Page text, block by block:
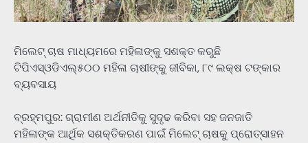
ମିଲେଟ୍ ଚାଷ ମାଧ୍ୟମରେ ମହିଳାଙ୍କୁ ସଶକ୍ତ କରୁଛି
ଟିପିଏସ୍ଓଡିଏଲ୍୫୦୦ ମହିଳା ଚାଷୀଙ୍କୁ ଜୀବିକା, ୮୯ ଲକ୍ଷ ଟଙ୍କାର
ବ୍ୟବସାୟ
ବ୍ରହ୍ମପୁର: ଗ୍ରାମୀଣ ଅର୍ଥନୀତିକୁ ସୁଦୃଢ କରିବା ସହ ଜନଜାତି
ମହିଳାଙ୍କ ଆର୍ଥିକ ସଶକ୍ତିକରଣ ପାଇଁ ମିଲେଟ୍ ଚାଷକୁ ପ୍ରୋତ୍ସାହନ